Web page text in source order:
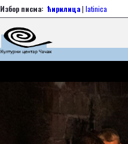
Избор писма: ћирилица| latinica